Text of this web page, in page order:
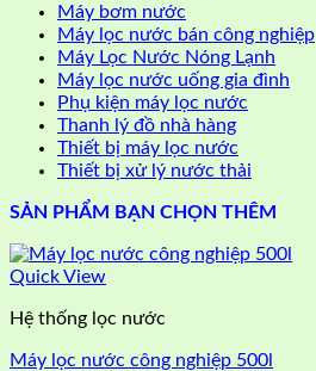
Máy bơm nước
Máy lọc nước bán công nghiệp
Máy Lọc Nước Nóng Lạnh
Máy lọc nước uống gia đình
Phụ kiện máy lọc nước
Thanh lý đồ nhà hàng
Thiết bị máy lọc nước
Thiết bị xử lý nước thải
SẢN PHẨM BẠN CHỌN THÊM
Quick View
Hệ thống lọc nước
Máy lọc nước công nghiệp 500l